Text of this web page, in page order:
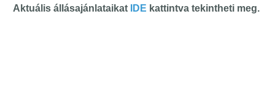
Aktuális állásajánlataikat IDE kattintva tekintheti meg.